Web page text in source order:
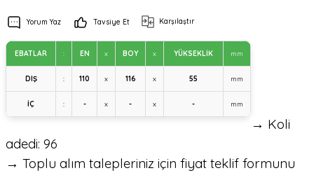
Yorum Yaz Tavsiye Et Karşılaştır
EBATLAR : EN x BOY x YÜKSEKLİK mm
DIŞ : 110 x 116 x 55 mm
İÇ : - x - x - mm
→ Koli
adedi: 96
→ Toplu alım talepleriniz için fiyat teklif formunu